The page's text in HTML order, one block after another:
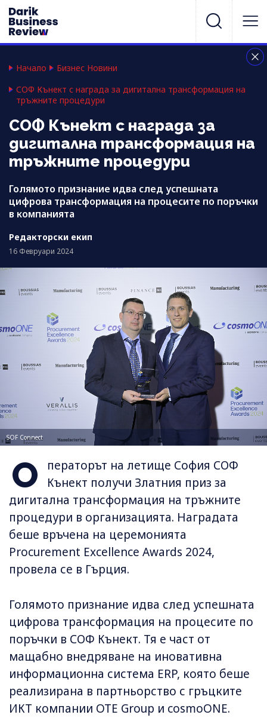
Начало
Бизнес Новини
СОФ Кънект с награда за дигитална трансформация на
тръжните процедури
СОФ Кънект с награда за
дигитална трансформация на
тръжните процедури
Голямото признание идва след успешната
цифрова трансформация на процесите по поръчки
в компанията
Редакторски екип
16 Февруари 2024
SOF Connect
О
ператорът на летище София СОФ
Кънект получи Златния приз за
дигитална трансформация на тръжните
процедури в организацията. Наградата
беше връчена на церемонията
Procurement Excellence Awards 2024,
провела се в Гърция.
Голямото признание идва след успешната
цифрова трансформация на процесите по
поръчки в СОФ Кънект. Тя е част от
мащабно внедряване на иновативна
информационна система ERP, която беше
реализирана в партньорство с гръцките
ИКТ компании OTE Group и cosmoONE.